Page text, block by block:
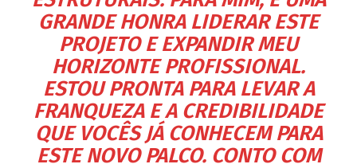
GRANDE HONRA LIDERAR ESTE
PROJETO E EXPANDIR MEU
HORIZONTE PROFISSIONAL.
ESTOU PRONTA PARA LEVAR A
FRANQUEZA E A CREDIBILIDADE
QUE VOCÊS JÁ CONHECEM PARA
ESTE NOVO PALCO. CONTO COM